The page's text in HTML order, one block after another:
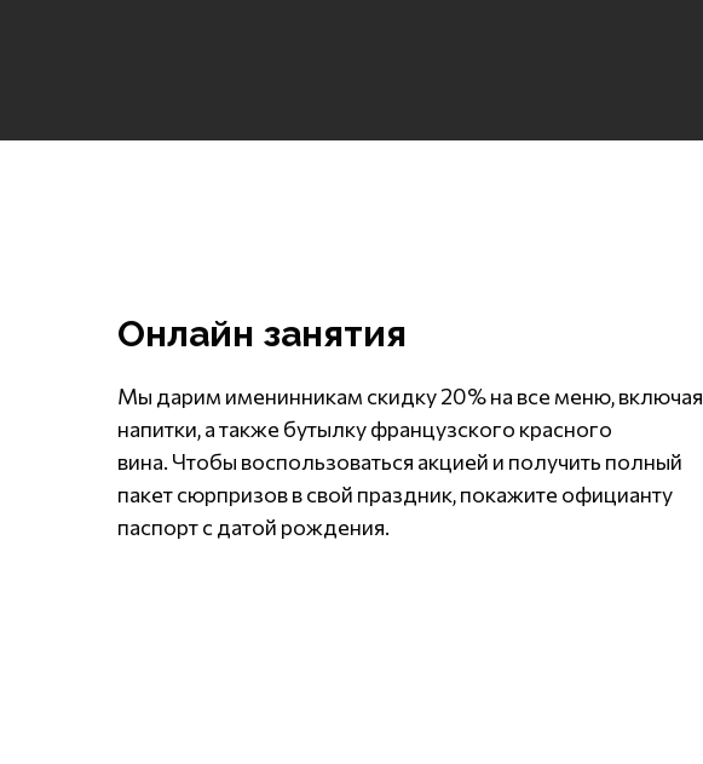
Онлайн занятия
Мы дарим именинникам скидку 20% на все меню, включая
напитки, а также бутылку французского красного
вина. Чтобы воспользоваться акцией и получить полный
пакет сюрпризов в свой праздник, покажите официанту
паспорт с датой рождения.